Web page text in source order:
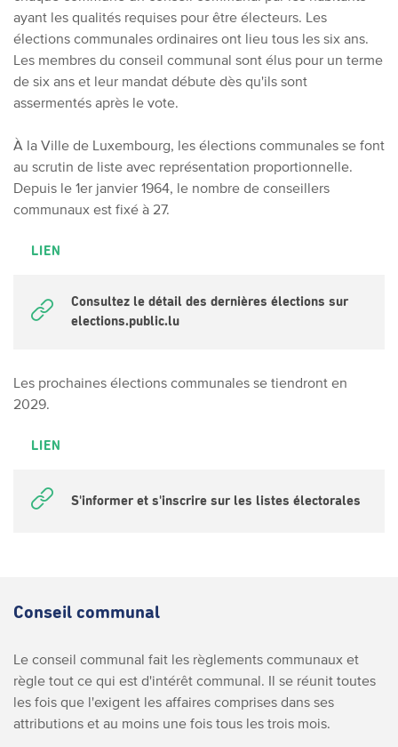
ayant les qualités requises pour être électeurs. Les
élections communales ordinaires ont lieu tous les six ans.
Les membres du conseil communal sont élus pour un terme
de six ans et leur mandat débute dès qu'ils sont
assermentés après le vote.
À la Ville de Luxembourg, les élections communales se font
au scrutin de liste avec représentation proportionnelle.
Depuis le 1er janvier 1964, le nombre de conseillers
communaux est fixé à 27.
LIEN
Consultez le détail des dernières élections sur
elections.public.lu
Les prochaines élections communales se tiendront en
2029.
LIEN
S'informer et s'inscrire sur les listes électorales
Conseil communal
Le conseil communal fait les règlements communaux et
règle tout ce qui est d'intérêt communal. Il se réunit toutes
les fois que l'exigent les affaires comprises dans ses
attributions et au moins une fois tous les trois mois.